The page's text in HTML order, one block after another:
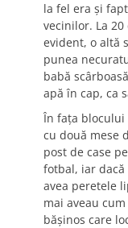
la fel era și
vecinilor. La
evident, o altă
punea
babă
apă în cap, ca
În fața blocului
cu două mese
post de case
fotbal, iar dacă
avea peretele
mai aveau
bășinos care